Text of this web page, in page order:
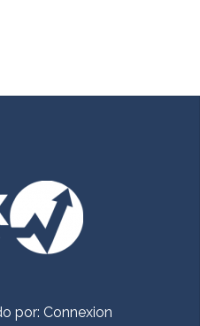
por: Connexion